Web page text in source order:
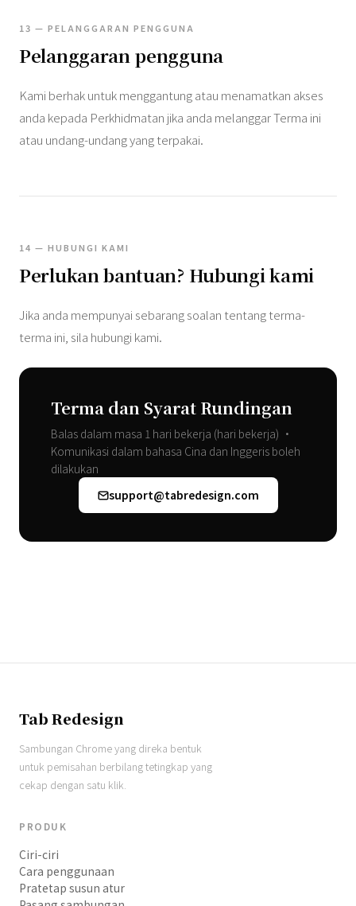
13 — PELANGGARAN PENGGUNA
Pelanggaran pengguna
Kami berhak untuk menggantung atau menamatkan akses
anda kepada Perkhidmatan jika anda melanggar Terma ini
atau undang-undang yang terpakai.
14 — HUBUNGI KAMI
Perlukan bantuan? Hubungi kami
Jika anda mempunyai sebarang soalan tentang terma-
terma ini, sila hubungi kami.
Terma dan Syarat Rundingan
Balas dalam masa 1 hari bekerja (hari bekerja) •
Komunikasi dalam bahasa Cina dan Inggeris boleh
dilakukan
support@tabredesign.com
Tab Redesign
Sambungan Chrome yang direka bentuk
untuk pemisahan berbilang tetingkap yang
cekap dengan satu klik.
PRODUK
Ciri-ciri
Cara penggunaan
Pratetap susun atur